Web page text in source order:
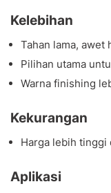
Kelebihan
Tahan lama, awet
Pilihan utama
Warna finishing
Kekurangan
Harga lebih tinggi
Aplikasi